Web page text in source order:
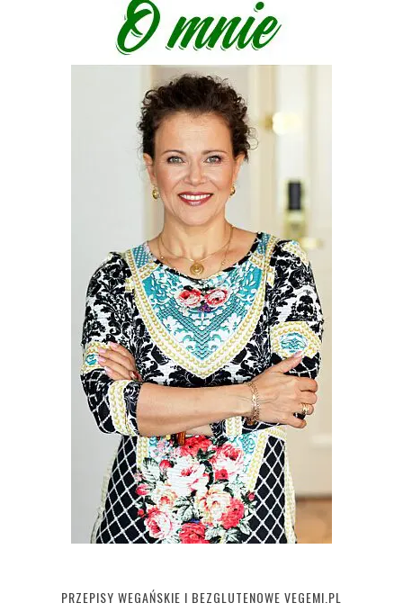
PRZEPISY WEGAŃSKIE I BEZGLUTENOWE VEGEMI.PL